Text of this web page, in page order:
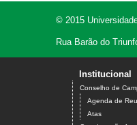
© 2015
Rua Barão do
Institucional
Conselho de
Agenda de
Atas